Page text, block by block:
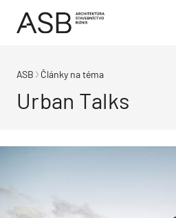
ASB Články na téma
Urban Talks